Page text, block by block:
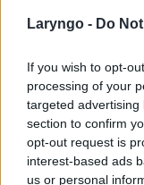
Laryngo - Do
If you wish to opt-
processing of your
targeted
section to confirm
opt-out request is
interest-based ads
us or personal
śluzowe
Mialam
jak widać..
jest
ustami.
można